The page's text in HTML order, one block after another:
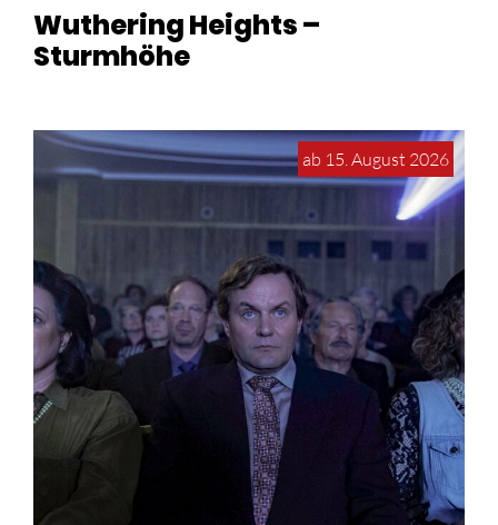
Wuthering Heights –
Sturmhöhe
ab 15. August 2026